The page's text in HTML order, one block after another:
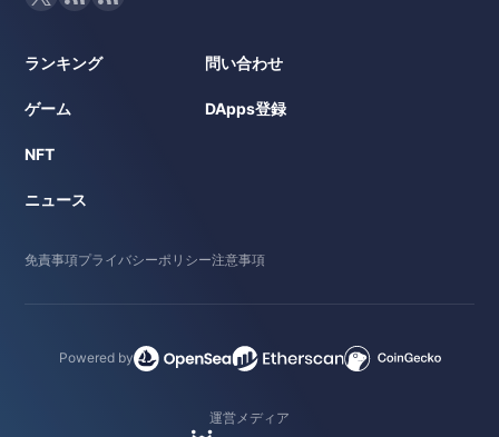
ランキング
ゲーム
NFT
ニュース
問い合わせ
DApps登録
免責事項プライバシーポリシー注意事項
Powered by
運営メディア